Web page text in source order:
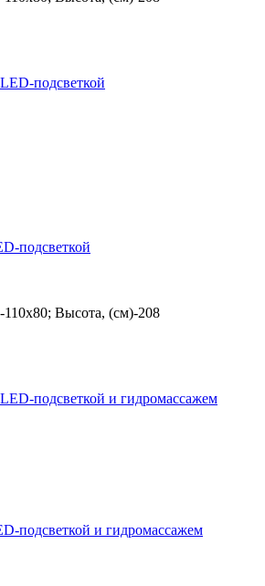
подсветкой
Высота, (см)-208
подсветкой и гидромассажем